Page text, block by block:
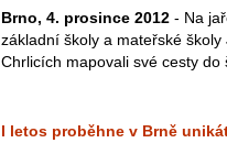
Brno, 4. prosince 2012 - Na
základní školy a mateřské
Chrlicích mapovali své cesty
I letos proběhne v Brně